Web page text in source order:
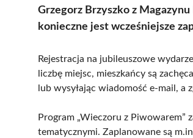
Grzegorz Brzyszko z
konieczne jest wcześniejsze
Rejestracja na jubileuszowe
liczbę miejsc, mieszkańcy są
lub wysyłając wiadomość e-mail, a
Program „Wieczoru z Piwowarem”
tematycznymi. Zaplanowane są